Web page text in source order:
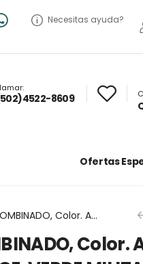
Necesitas ayuda?
8609
Ofertas
SUDADERO COMBINADO, Color. ANIMAL PRINT BEIGE, BEIGE, VERDE MILITAR OSCURO.
Color.